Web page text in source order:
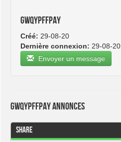
gwqypffpay
Créé: 29-08-20
Dernière connexion: 29-08-20
Envoyer un message
gwqypffpay Annonces
Share